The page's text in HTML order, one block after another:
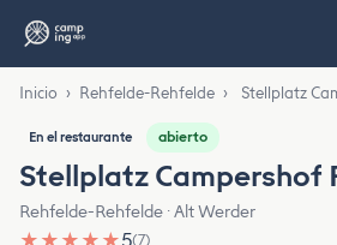
Inicio › Rehfelde-Rehfelde › Stellplatz
En el restaurante abierto
Stellplatz Campershof
Rehfelde-Rehfelde · Alt Werder
(7)